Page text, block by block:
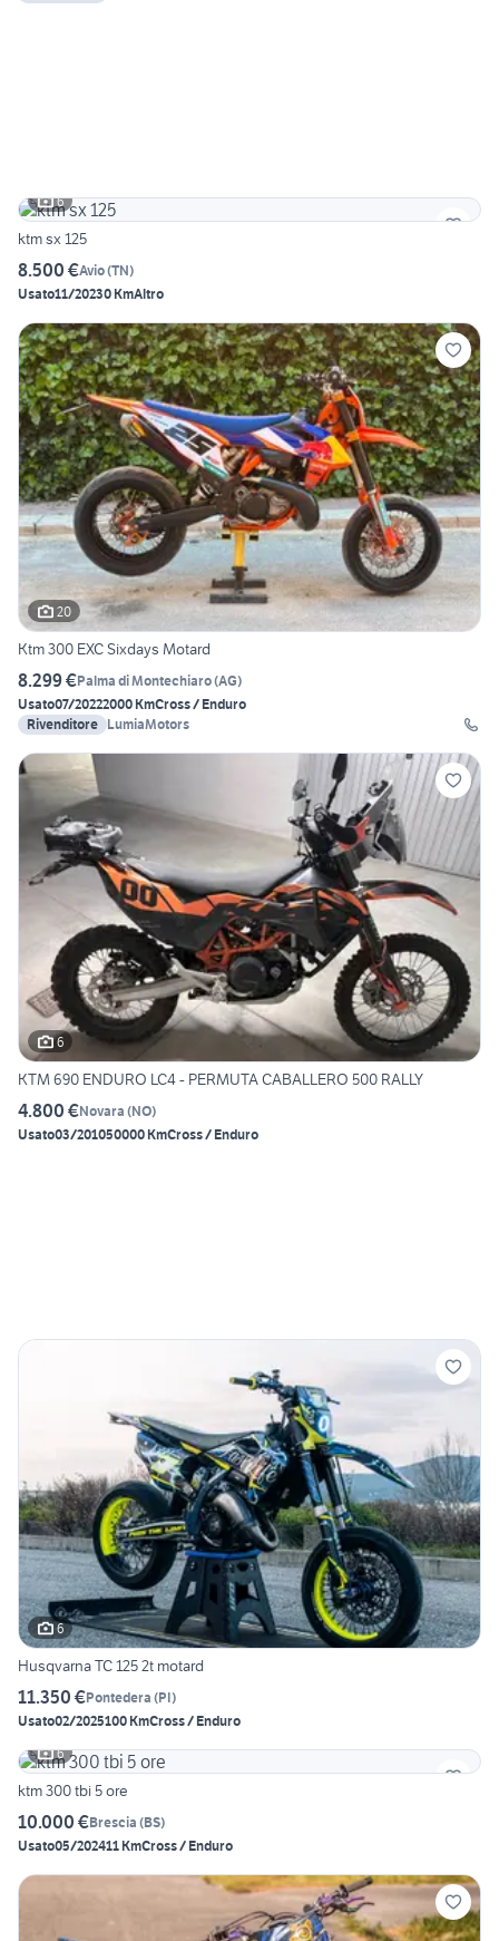
6
ktm sx 125
8.500 €Avio(TN)
Usato11/20230 KmAltro
20
Ktm 300 EXC Sixdays Motard
8.299 €Palma di Montechiaro(AG)
Usato07/20222000 KmCross / Enduro
Rivenditore LumiaMotors
6
KTM 690 ENDURO LC4 - PERMUTA CABALLERO 500 RALLY
4.800 €Novara (NO)
Usato03/201050000 KmCross / Enduro
6
Husqvarna TC 125 2t motard
11.350 €Pontedera (PI)
Usato02/2025100 KmCross / Enduro
6
ktm 300 tbi 5 ore
10.000 €Brescia (BS)
Usato05/202411 KmCross / Enduro